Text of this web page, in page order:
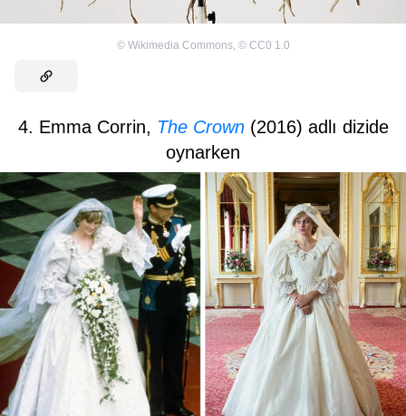
© Wikimedia Commons, © CC0 1.0
4. Emma Corrin, The Crown (2016) adlı dizide
oynarken